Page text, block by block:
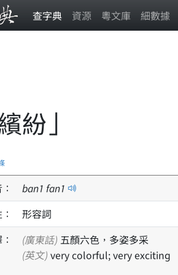
查字典 資源 粵文庫 細數據
紛」
ban1 fan1
形容詞
(廣東話) 五顏六色，多姿多采
(英文) very colorful; very exciting